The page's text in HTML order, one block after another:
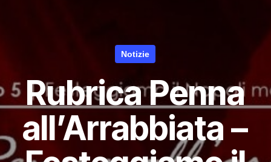
Notizie
Rubrica Penna
all’Arrabbiata –